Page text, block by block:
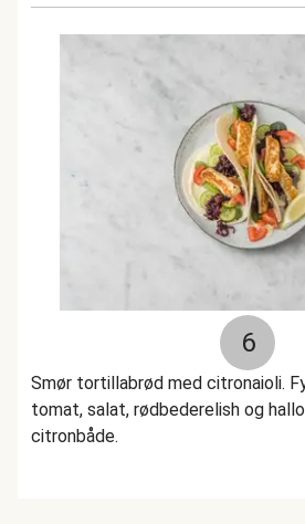
6
Smør tortillabrød med citronaioli.
tomat, salat, rødbederelish og
citronbåde.